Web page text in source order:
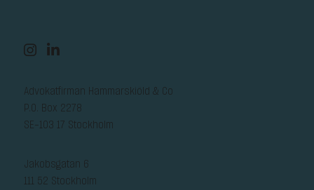
Advokatfirman Hammarskiöld & Co
P.O. Box 2278
SE-103 17 Stockholm
Jakobsgatan 6
111 52 Stockholm